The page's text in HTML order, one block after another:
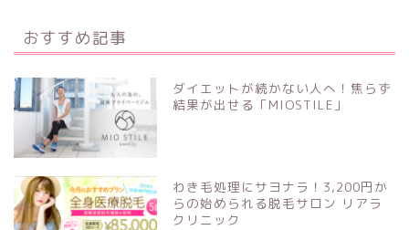
おすすめ記事
ダイエットが続かない人へ！焦らず
結果が出せる「MIOSTILE」
わき毛処理にサヨナラ！3,200円か
らの始められる脱毛サロン リアラ
クリニック